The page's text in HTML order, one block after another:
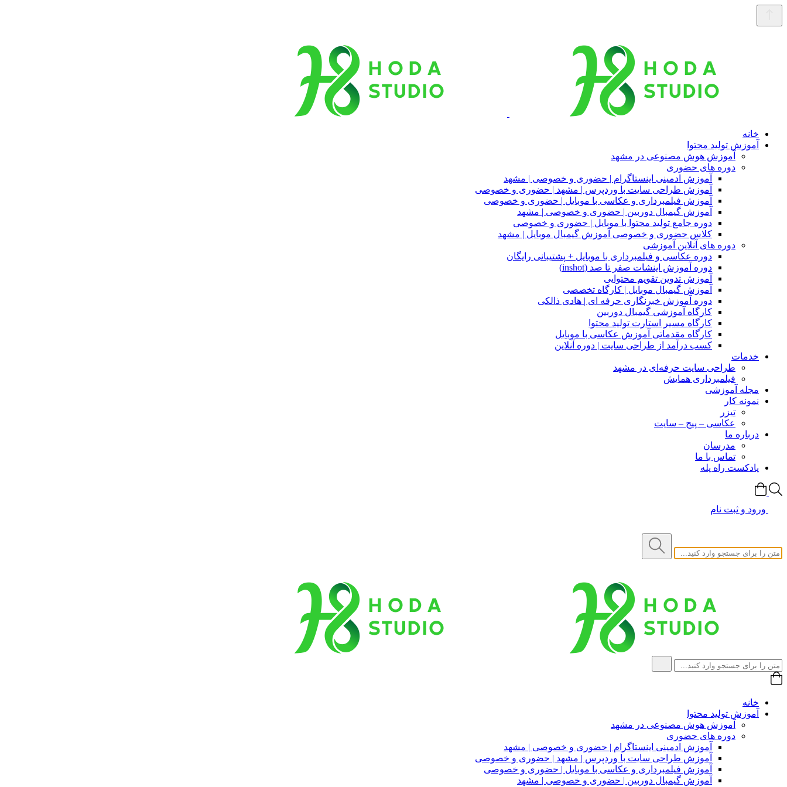
خانه
آموزش تولید محتوا
آموزش هوش مصنوعی در مشهد
دوره های حضوری
آموزش ادمینی اینستاگرام | حضوری و خصوصی | مشهد
آموزش طراحی سایت با وردپرس | مشهد | حضوری و خصوصی
آموزش فیلمبرداری و عکاسی با موبایل | حضوری و خصوصی
آموزش گیمبال دوربین | حضوری و خصوصی | مشهد
دوره جامع تولید محتوا با موبایل | حضوری و خصوصی
کلاس حضوری و خصوصی آموزش گیمبال موبایل | مشهد
دوره های آنلاین آموزشی
دوره عکاسی و فیلمبرداری با موبایل + پشتیبانی رایگان
دوره آموزش اینشات صفر تا صد (inshot)
آموزش تدوین تقویم محتوایی
آموزش گیمبال موبایل | کارگاه تخصصی
دوره آموزش خبرنگاری حرفه ای | هادی ذالکی
کارگاه آموزشی گیمبال دوربین
کارگاه مسیر استارت تولید محتوا
کارگاه مقدماتی آموزش عکاسی با موبایل
کسب درآمد از طراحی سایت | دوره آنلاین
خدمات
طراحی سایت حرفه‌ای در مشهد
فیلمبرداری همایش
مجله آموزشی
نمونه کار
تیزر
عکاسی – پیج – سایت
درباره ما
مدرسان
تماس با ما
پادکست راه پله
ورود و ثبت نام
خانه
آموزش تولید محتوا
آموزش هوش مصنوعی در مشهد
دوره های حضوری
آموزش ادمینی اینستاگرام | حضوری و خصوصی | مشهد
آموزش طراحی سایت با وردپرس | مشهد | حضوری و خصوصی
آموزش فیلمبرداری و عکاسی با موبایل | حضوری و خصوصی
آموزش گیمبال دوربین | حضوری و خصوصی | مشهد